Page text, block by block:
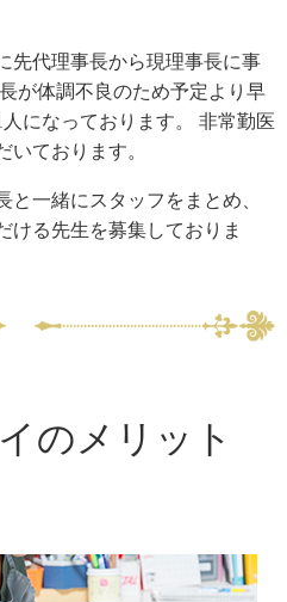
先代理事長から現理事長に事
が体調不良のため予定より早
になっております。 非常勤医
いております。
一緒にスタッフをまとめ、
ける先生を募集しておりま
のメリット